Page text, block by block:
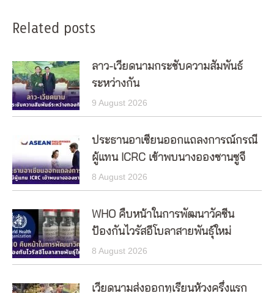
Related posts
ลาว-เวียดนามกระชับความสัมพันธ์
ระหว่างกัน
9 August 2026
ประธานอาเซียนออกแถลงการณ์กรณี
ผู้แทน ICRC เข้าพบนางอองซานซูจี
8 August 2026
WHO คืบหน้าในการพัฒนาวัคซีน
ป้องกันไวรัสอีโบลาสายพันธุ์ใหม่
8 August 2026
เวียดนามส่งออกทุเรียนห้วงครึ่งแรก